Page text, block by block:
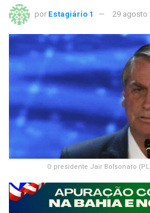
por Estagiário 1 29 agosto
O presidente Jair Bolsonaro